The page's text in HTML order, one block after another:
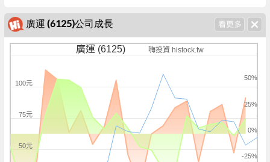
廣運 (6125)公司成長
廣運 (6125) 嗨投資 histock.tw
-25%
0%
25%
50%
50元
75元
100元